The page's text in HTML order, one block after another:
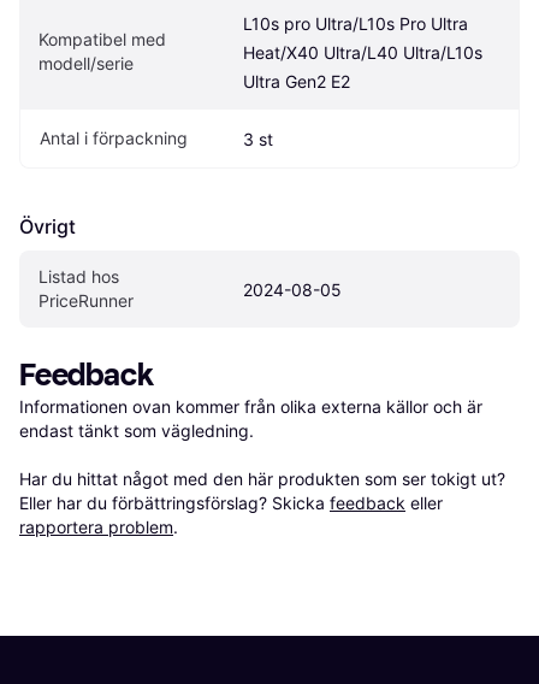
Kompatibel med
modell/serie
L10s pro Ultra/L10s Pro Ultra
Heat/X40 Ultra/L40 Ultra/L10s
Ultra Gen2 E2
Antal i förpackning 3 st
Övrigt
Listad hos
PriceRunner
2024-08-05
Feedback
Informationen ovan kommer från olika externa källor och är
endast tänkt som vägledning.
Har du hittat något med den här produkten som ser tokigt ut?
Eller har du förbättringsförslag? Skicka feedback eller
rapportera problem.